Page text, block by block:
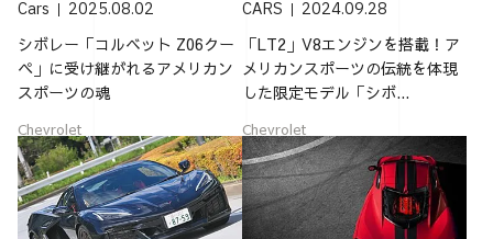
Cars 2025.08.02
シボレー「コルベット Z06クー
ペ」に受け継がれるアメリカン
スポーツの魂
Chevrolet
CARS 2024.09.28
「LT2」V8エンジンを搭載！ア
メリカンスポーツの伝統を体現
した限定モデル「シボ...
Chevrolet